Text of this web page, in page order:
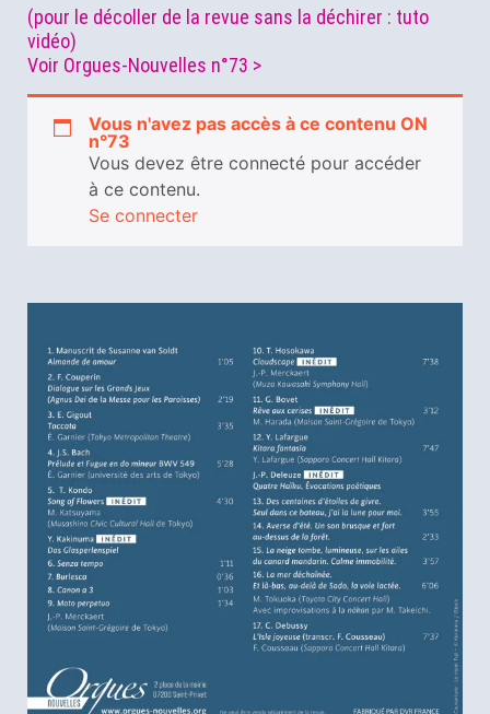
(pour le décoller de la revue sans la déchirer : tuto
vidéo)
Voir Orgues-Nouvelles n°73 >
Vous n'avez pas accès à ce contenu ON
n°73
Vous devez être connecté pour accéder
à ce contenu.
Se connecter